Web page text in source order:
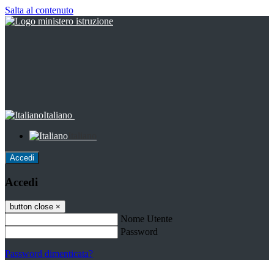
Salta al contenuto
Italiano
Accedi
Accedi
button close ×
Nome Utente
Password
Password dimenticata?